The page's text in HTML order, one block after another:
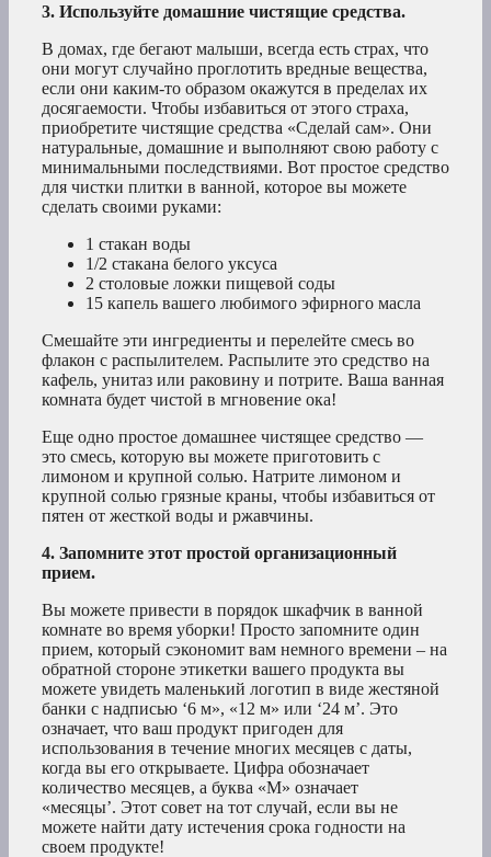
3. Используйте домашние чистящие средства.
В домах, где бегают малыши, всегда есть страх, что
они могут случайно проглотить вредные вещества,
если они каким-то образом окажутся в пределах их
досягаемости. Чтобы избавиться от этого страха,
приобретите чистящие средства «Сделай сам». Они
натуральные, домашние и выполняют свою работу с
минимальными последствиями. Вот простое средство
для чистки плитки в ванной, которое вы можете
сделать своими руками:
1 стакан воды
1/2 стакана белого уксуса
2 столовые ложки пищевой соды
15 капель вашего любимого эфирного масла
Смешайте эти ингредиенты и перелейте смесь во
флакон с распылителем. Распылите это средство на
кафель, унитаз или раковину и потрите. Ваша ванная
комната будет чистой в мгновение ока!
Еще одно простое домашнее чистящее средство —
это смесь, которую вы можете приготовить с
лимоном и крупной солью. Натрите лимоном и
крупной солью грязные краны, чтобы избавиться от
пятен от жесткой воды и ржавчины.
4. Запомните этот простой организационный
прием.
Вы можете привести в порядок шкафчик в ванной
комнате во время уборки! Просто запомните один
прием, который сэкономит вам немного времени – на
обратной стороне этикетки вашего продукта вы
можете увидеть маленький логотип в виде жестяной
банки с надписью ‘6 м», «12 м» или ‘24 м’. Это
означает, что ваш продукт пригоден для
использования в течение многих месяцев с даты,
когда вы его открываете. Цифра обозначает
количество месяцев, а буква «М» означает
«месяцы’. Этот совет на тот случай, если вы не
можете найти дату истечения срока годности на
своем продукте!